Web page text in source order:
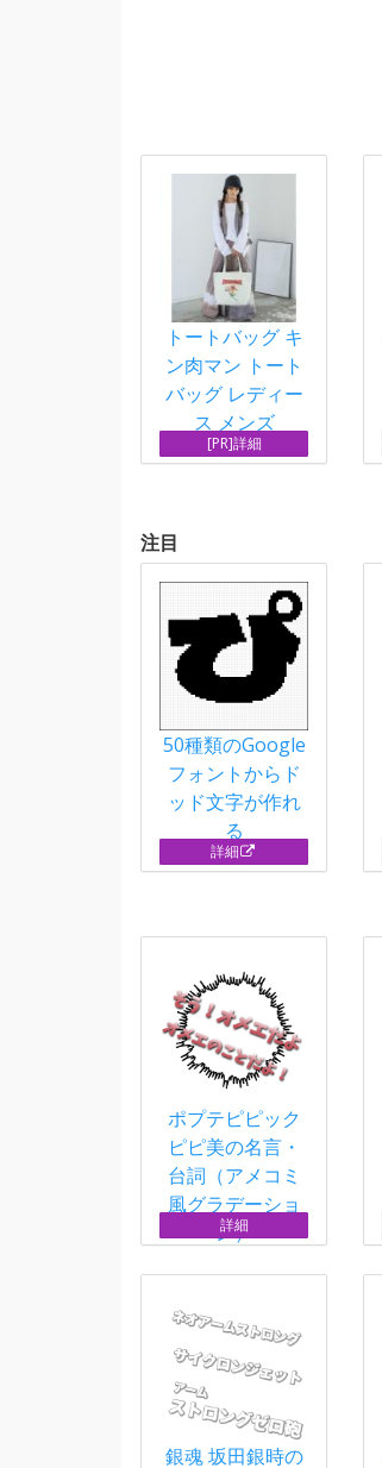
トートバッグ キ
ン肉マン トート
バッグ レディー
ス メンズ
[PR]詳細
注目
50種類のGoogle
フォントからド
ッド文字が作れ
る
詳細
ポプテピピック
ピピ美の名言・
台詞（アメコミ
風グラデーショ
ン）
詳細
銀魂 坂田銀時の